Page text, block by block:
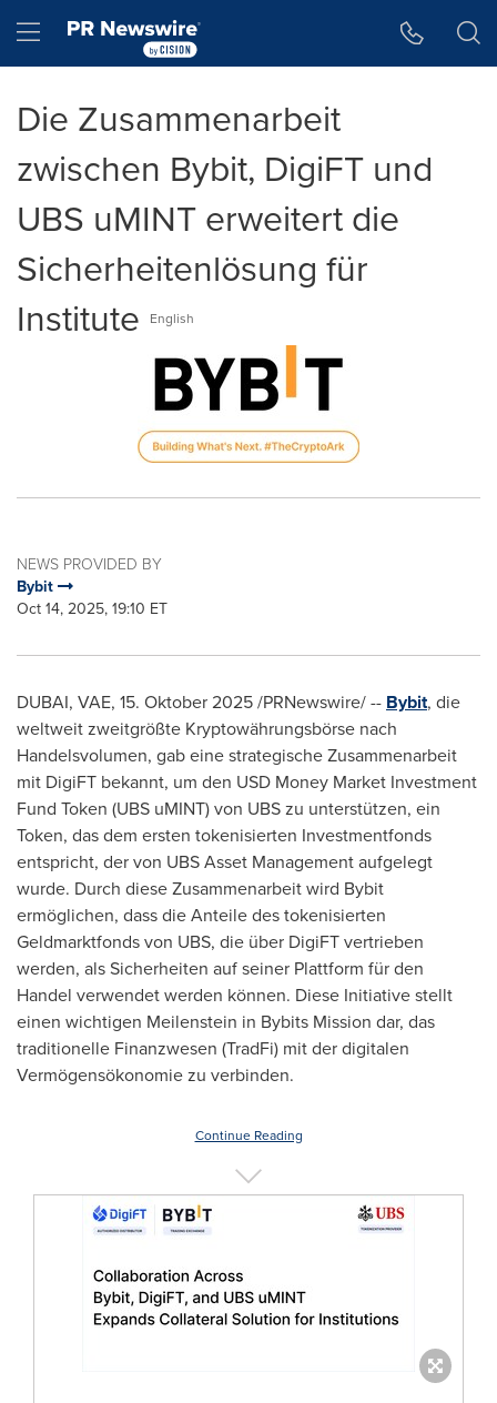
Hamburger menu
Die Zusammenarbeit
zwischen Bybit, DigiFT und
UBS uMINT erweitert die
Sicherheitenlösung für
Institute
English
NEWS PROVIDED BY
Bybit
Oct 14, 2025, 19:10 ET
DUBAI, VAE, 15. Oktober 2025/PRNewswire/ -- Bybit, die
weltweit zweitgrößte Kryptowährungsbörse nach
Handelsvolumen, gab eine strategische Zusammenarbeit
mit DigiFT bekannt, um den USD Money Market Investment
Fund Token (UBS uMINT) von UBS zu unterstützen, ein
Token, das dem ersten tokenisierten Investmentfonds
entspricht, der von UBS Asset Management aufgelegt
wurde. Durch diese Zusammenarbeit wird Bybit
ermöglichen, dass die Anteile des tokenisierten
Geldmarktfonds von UBS, die über DigiFT vertrieben
werden, als Sicherheiten auf seiner Plattform für den
Handel verwendet werden können. Diese Initiative stellt
einen wichtigen Meilenstein in Bybits Mission dar, das
traditionelle Finanzwesen (TradFi) mit der digitalen
Vermögensökonomie zu verbinden.
Continue Reading